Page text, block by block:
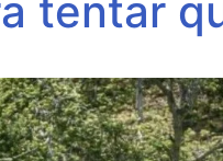
tentar